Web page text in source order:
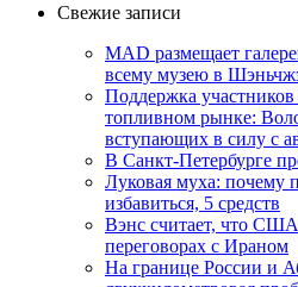
Свежие записи
MAD размещает
всему музею в
Поддержка
топливном рынке:
вступающих в силу с
В Санкт-Петербурге
Луковая муха: почему
избавиться, 5 средств
Вэнс считает, что США
переговорах с Ираном
На границе России и